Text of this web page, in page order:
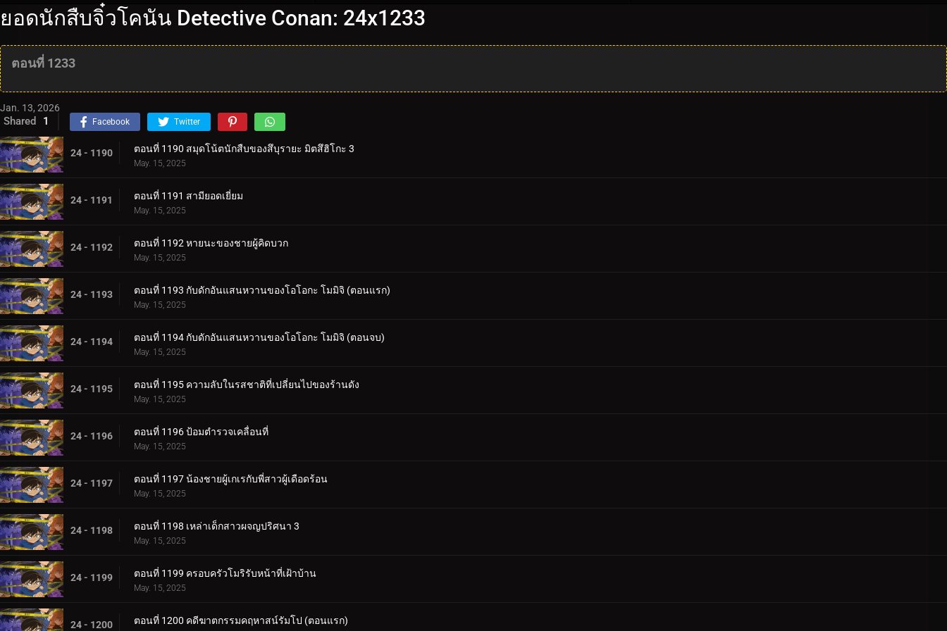
ยอดนักสืบจิ๋วโคนัน Detective Conan: 24x1233
ตอนที่ 1233
Jan. 13, 2026
Shared 1 Facebook Twitter
24 - 1190 ตอนที่ 1190 สมุดโน้ตนักสืบของสึบุรายะ มิตสึฮิโกะ 3
May. 15, 2025
24 - 1191 ตอนที่ 1191 สามียอดเยี่ยม
May. 15, 2025
24 - 1192 ตอนที่ 1192 หายนะของชายผู้คิดบวก
May. 15, 2025
24 - 1193 ตอนที่ 1193 กับดักอันแสนหวานของโอโอกะ โมมิจิ (ตอนแรก)
May. 15, 2025
24 - 1194 ตอนที่ 1194 กับดักอันแสนหวานของโอโอกะ โมมิจิ (ตอนจบ)
May. 15, 2025
24 - 1195 ตอนที่ 1195 ความลับในรสชาติที่เปลี่ยนไปของร้านดัง
May. 15, 2025
24 - 1196 ตอนที่ 1196 ป้อมตำรวจเคลื่อนที่
May. 15, 2025
24 - 1197 ตอนที่ 1197 น้องชายผู้เกเรกับพี่สาวผู้เดือดร้อน
May. 15, 2025
24 - 1198 ตอนที่ 1198 เหล่าเด็กสาวผจญปริศนา 3
May. 15, 2025
24 - 1199 ตอนที่ 1199 ครอบครัวโมริรับหน้าที่เฝ้าบ้าน
May. 15, 2025
24 - 1200 ตอนที่ 1200 คดีฆาตกรรมคฤหาสน์รัมโป (ตอนแรก)